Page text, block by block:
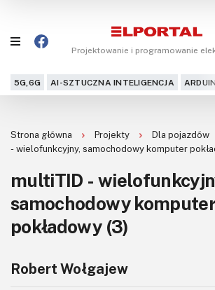
Projektowanie i programowanie
5G,6G AI-SZTUCZNA INTELIGENCJA
Projekty
Kursy
DIY+
Dla Ciebie
Strona główna Projekty Dla pojazdów
- wielofunkcyjny, samochodowy komputer
multiTID -
samochodowy
pokładowy (3)
Robert Wołgajew